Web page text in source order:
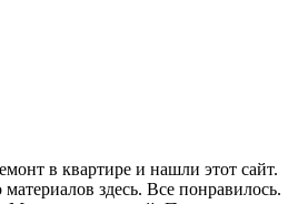
в квартире и нашли этот сайт.
здесь. Все понравилось.